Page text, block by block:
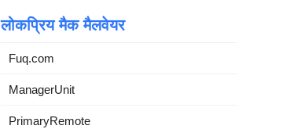
लोकप्रिय मैक मैलवेयर
Fuq.com
ManagerUnit
PrimaryRemote